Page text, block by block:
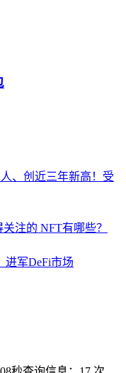
、创近三年新高！受
注的 NFT有哪些？
进军DeFi市场